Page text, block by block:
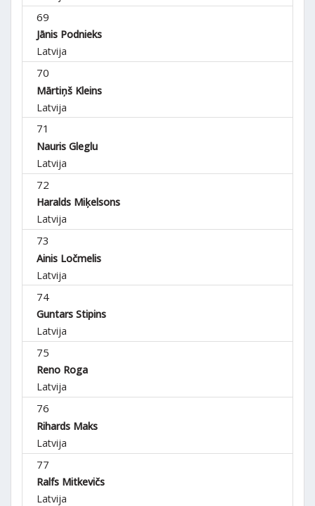
69
Jānis Podnieks
Latvija
70
Mārtiņš Kleins
Latvija
71
Nauris Gleglu
Latvija
72
Haralds Miķelsons
Latvija
73
Ainis Ločmelis
Latvija
74
Guntars Stipins
Latvija
75
Reno Roga
Latvija
76
Rihards Maks
Latvija
77
Ralfs Mitkevičs
Latvija